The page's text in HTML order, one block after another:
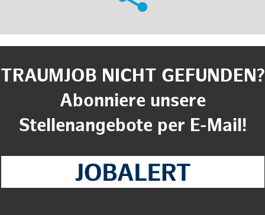
TRAUMJOB NICHT GEFUNDEN?
Abonniere unsere
Stellenangebote per E-Mail!